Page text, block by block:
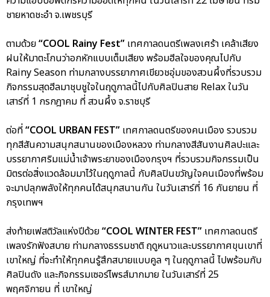
ชายหาดชะอำ จ.เพชรบุรี
ตามด้วย“COOL Rainy Fest” เทศกาลดนตรีเพลงเศร้า เคล้าเสียง
ฝนให้มาตะโกนว่าอกหักแบบเต็มเสียง พร้อมฮีลใจของคุณไปกับ
Rainy Season ท่ามกลางบรรยากาศเขียวชอุ่มของสวนผึ้งที่รวบรวม
กิจกรรมสุดฮีลมาชุบชูใจในฤดูกาลนี้ไปกับศิลปินสาย Relax ในวัน
เสาร์ที่ 1 กรกฎาคม ที่ สวนผึ้ง จ.ราชบุรี
ต่อที่“COOL URBAN FEST” เทศกาลดนตรีของคนเมือง รวบรวม
ทุกสีสันความสนุกสนานของเมืองหลวง ท่ามกลางสีสันงานศิลปะและ
บรรยากาศริมแม่น้ำเจ้าพระยาของเมืองกรุงฯ ที่รวบรวมกิจกรรมเป็น
มิตรต่อสิ่งแวดล้อมมาไว้ในฤดูกาลนี้ กับศิลปินขวัญใจคนเมืองที่พร้อม
จะมาปลุกพลังให้ทุกคนได้สนุกสนานกัน ในวันเสาร์ที่ 16 กันยายน ที่
กรุงเทพฯ
ส่งท้ายเฟสติวัลแห่งปีด้วย“COOL WINTER FEST” เทศกาลดนตรี
เพลงรักฟังสบาย ท่ามกลางธรรมชาติ ฤดูหนาวและบรรยากาศขุนเขาที่
เขาใหญ่ ที่จะทำให้ทุกคนรู้สึกสบายแบบคูล ๆ ในฤดูกาลนี้ ไปพร้อมกับ
ศิลปินดัง และกิจกรรมเซอร์ไพรส์มากมาย ในวันเสาร์ที่ 25
พฤศจิกายน ที่ เขาใหญ่